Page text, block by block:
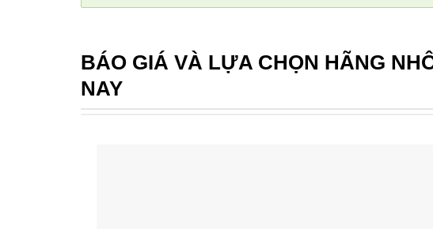
BÁO GIÁ VÀ LỰA CHỌN HÃNG
NAY